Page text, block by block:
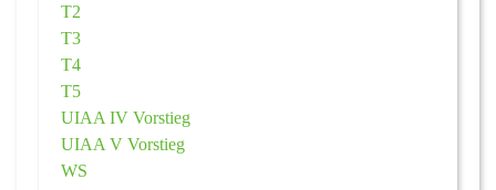
T2
T3
T4
T5
UIAA IV Vorstieg
UIAA V Vorstieg
WS